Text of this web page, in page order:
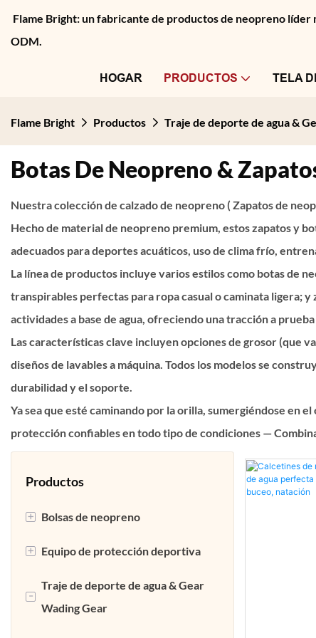
Flame Bright: un fabricante de productos de neopreno líder
ODM.
HOGAR PRODUCTOS TELA
Flame Bright Productos Traje de deporte de agua &
Botas De Neopreno &
Nuestra colección de calzado de neopreno ( Zapatos de
Hecho de material de neopreno premium, estos zapatos y
adecuados para deportes acuáticos, uso de clima frío,
La línea de productos incluye varios estilos como botas de
transpirables perfectas para ropa casual o caminata ligera;
actividades a base de agua, ofreciendo una tracción a
Las características clave incluyen opciones de grosor (que
diseños de lavables a máquina. Todos los modelos se
durabilidad y el soporte.
Ya sea que esté caminando por la orilla, sumergiéndose en
protección confiables en todo tipo de condiciones —
Productos
+ Bolsas de neopreno
Bolsa de neopreno para portátil
Bolsa de neopreno para el
almuerzo
+ Equipo de protección deportiva
Soporte de retroceso del
neopreno
-
Traje de deporte de agua & Gear
Wading Gear